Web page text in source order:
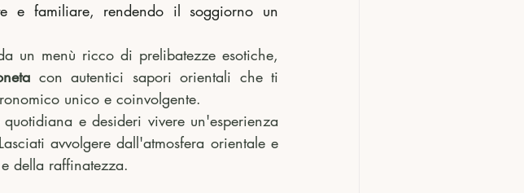
e familiare, rendendo il soggiorno un
un menù ricco di prelibatezze esotiche,
con autentici sapori orientali che ti
unico e coinvolgente.
e desideri vivere un'esperienza
avvolgere dall'atmosfera orientale e
della raffinatezza.